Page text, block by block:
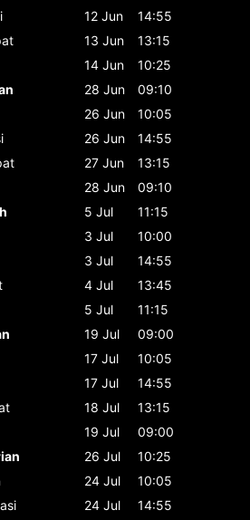
12 Jun
14:55
13 Jun
13:15
14 Jun
10:25
28 Jun
09:10
26 Jun
10:05
26 Jun
14:55
27 Jun
13:15
28 Jun
09:10
5 Jul
11:15
3 Jul
10:00
3 Jul
14:55
4 Jul
13:45
5 Jul
11:15
19 Jul
09:00
17 Jul
10:05
17 Jul
14:55
18 Jul
13:15
19 Jul
09:00
26 Jul
10:25
24 Jul
10:05
24 Jul
14:55